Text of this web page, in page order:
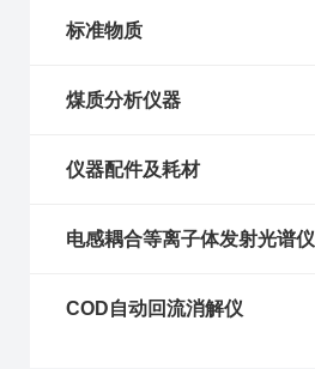
标准物质
煤质分析仪器
仪器配件及耗材
电感耦合等离子体发射光谱仪
COD自动回流消解仪